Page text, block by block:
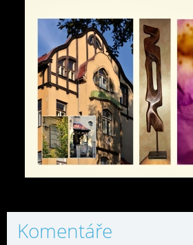
Komentáře